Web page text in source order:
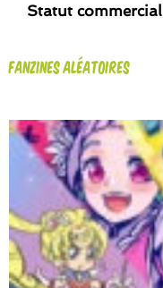
Statut commercial
Fanzines aléatoires